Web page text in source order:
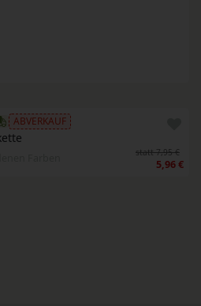
ABVERKAUF
statt 7,95 €
5,96 €